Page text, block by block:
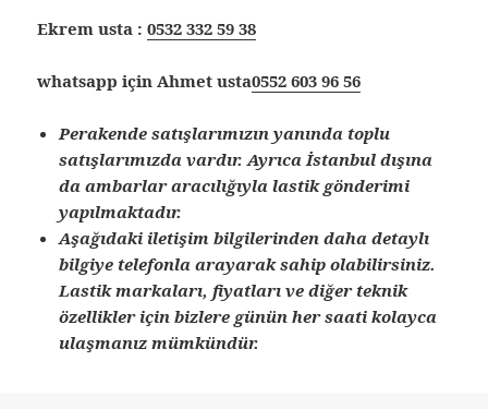
Ekrem usta :0532 332 59 38
whatsapp için Ahmet usta0552 603 96 56
Perakende satışlarımızın yanında toplu
satışlarımızda vardır. Ayrıca İstanbul dışına
da ambarlar aracılığıyla lastik gönderimi
yapılmaktadır.
Aşağıdaki iletişim bilgilerinden daha detaylı
bilgiye telefonla arayarak sahip olabilirsiniz.
Lastik markaları, fiyatları ve diğer teknik
özellikler için bizlere günün her saati kolayca
ulaşmanız mümkündür.